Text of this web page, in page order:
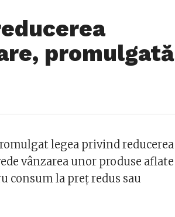
promulgată
legea privind reducerea
vânzarea unor produse aflate
consum la preț redus sau